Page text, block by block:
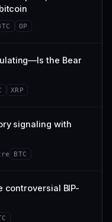
30 J
24 h atone
M$
%
OP
the Bear
XRP
signaling with
BTC
controversial BIP-